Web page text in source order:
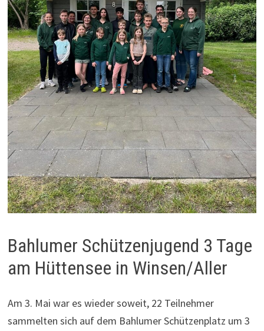
Bahlumer Schützenjugend 3 Tage
am Hüttensee in Winsen/Aller
Am 3. Mai war es wieder soweit, 22 Teilnehmer
sammelten sich auf dem Bahlumer Schützenplatz um 3